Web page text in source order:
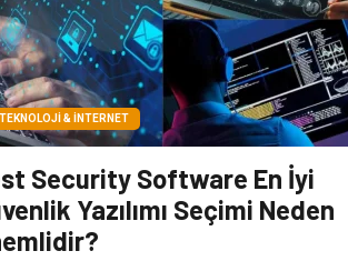
TEKNOLOJI & İNTERNET
Security Software En İyi
Yazılımı Seçimi Neden